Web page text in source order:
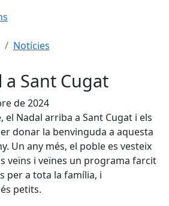
Notícies
a Sant Cugat
de 2024
el Nadal arriba a Sant Cugat i els
donar la benvinguda a aquesta
Un any més, el poble es vesteix
veïns i veïnes un programa farcit
per a tota la família, i
petits.